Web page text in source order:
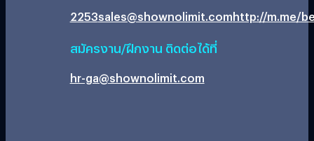
2253sales@shownolimit.comhttp://m.me/
สมัครงาน/ฝึกงาน ติดต่อได้ที่
hr-ga@shownolimit.com